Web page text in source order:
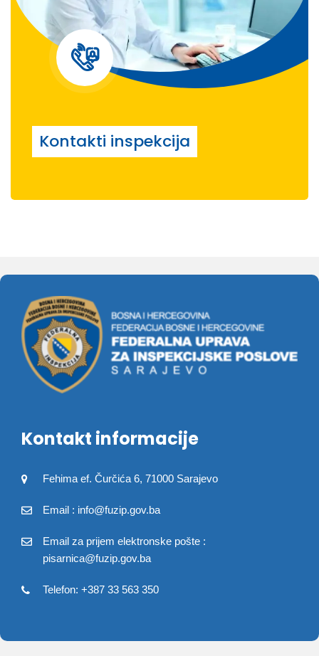
Kontakti inspekcija
Kontakt informacije
Fehima ef. Čurčića 6, 71000 Sarajevo
Email : info@fuzip.gov.ba
Email za prijem elektronske pošte :
pisarnica@fuzip.gov.ba
Telefon: +387 33 563 350